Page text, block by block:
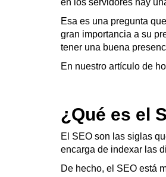
en los servidores hay
Esa es una pregunta
gran importancia a su
tener una buena
En nuestro artículo de
¿Qué es el
El SEO son las siglas
encarga de indexar las
De hecho, el SEO está